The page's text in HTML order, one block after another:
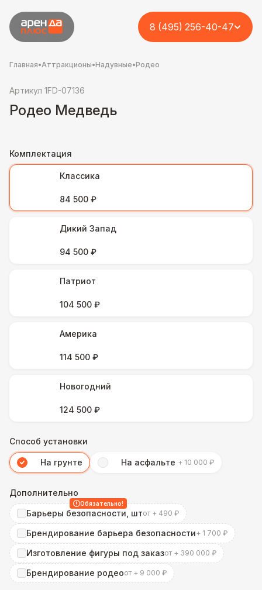
8 (495) 256-40-47
Главная•Аттракционы•Надувные•Родео
Артикул 1FD-07136
Родео Медведь
Комплектация
Классика
84 500 ₽
Дикий Запад
94 500 ₽
Патриот
104 500 ₽
Америка
114 500 ₽
Новогодний
124 500 ₽
Способ установки
На грунте На асфальте + 10 000 ₽
Дополнительно
Обязательно!
Барьеры безопасности, штот + 490 ₽
Брендирование барьера безопасности+ 1 700 ₽
Изготовление фигуры под заказот + 390 000 ₽
Брендирование родеоот + 9 000 ₽